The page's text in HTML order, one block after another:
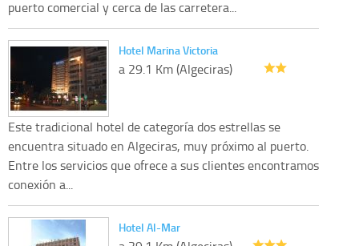
puerto comercial y cerca de las carretera...
Hotel Marina Victoria
a 29.1 Km (Algeciras)
Este tradicional hotel de categoría dos estrellas se
encuentra situado en Algeciras, muy próximo al puerto.
Entre los servicios que ofrece a sus clientes encontramos
conexión a...
Hotel Al-Mar